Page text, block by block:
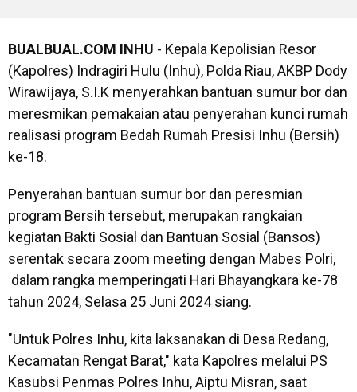
BUALBUAL.COM INHU - Kepala Kepolisian Resor
(Kapolres) Indragiri Hulu (Inhu), Polda Riau, AKBP Dody
Wirawijaya, S.I.K menyerahkan bantuan sumur bor dan
meresmikan pemakaian atau penyerahan kunci rumah
realisasi program Bedah Rumah Presisi Inhu (Bersih)
ke-18.
Penyerahan bantuan sumur bor dan peresmian
program Bersih tersebut, merupakan rangkaian
kegiatan Bakti Sosial dan Bantuan Sosial (Bansos)
serentak secara zoom meeting dengan Mabes Polri,
dalam rangka memperingati Hari Bhayangkara ke-78
tahun 2024, Selasa 25 Juni 2024 siang.
"Untuk Polres Inhu, kita laksanakan di Desa Redang,
Kecamatan Rengat Barat," kata Kapolres melalui PS
Kasubsi Penmas Polres Inhu, Aiptu Misran, saat